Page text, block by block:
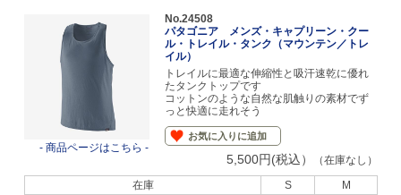
- 商品ページはこちら -
No.24508
パタゴニア メンズ・キャプリーン・クー
ル・トレイル・タンク（マウンテン／トレ
イル）
トレイルに最適な伸縮性と吸汗速乾に優れ
たタンクトップです
コットンのような自然な肌触りの素材でず
っと快適に走れそう
お気に入りに追加
5,500円(税込）
（在庫なし）
在庫
S
M